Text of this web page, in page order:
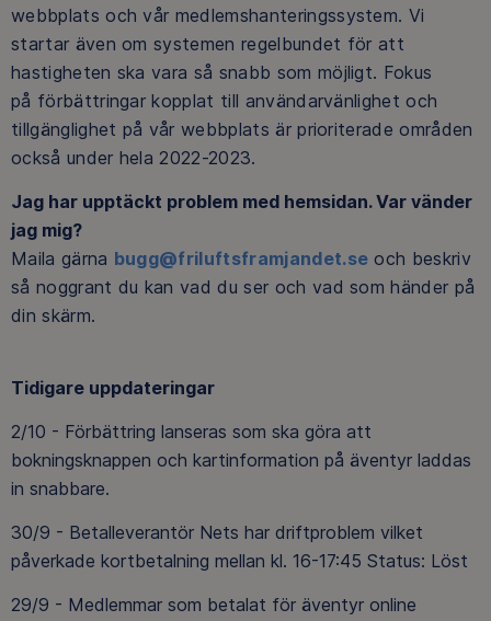
webbplats och vår medlemshanteringssystem. Vi
startar även om systemen regelbundet för att
hastigheten ska vara så snabb som möjligt. Fokus
på förbättringar kopplat till användarvänlighet och
tillgänglighet på vår webbplats är prioriterade områden
också under hela 2022-2023.
Jag har upptäckt problem med hemsidan. Var vänder
jag mig?
Maila gärna bugg@friluftsframjandet.se och beskriv
så noggrant du kan vad du ser och vad som händer på
din skärm.
Tidigare uppdateringar
2/10 - Förbättring lanseras som ska göra att
bokningsknappen och kartinformation på äventyr laddas
in snabbare.
30/9 - Betalleverantör Nets har driftproblem vilket
påverkade kortbetalning mellan kl. 16-17:45 Status: Löst
29/9 - Medlemmar som betalat för äventyr online